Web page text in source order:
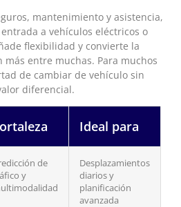
mantenimiento y asistencia,
a vehículos eléctricos o
flexibilidad y convierte la
entre muchas. Para muchos
de cambiar de vehículo sin
diferencial.
Ideal para
de
y
Desplazamientos
diarios y
planificación
avanzada